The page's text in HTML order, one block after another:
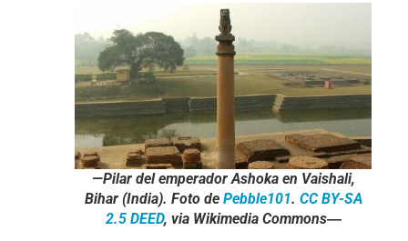
—Pilar del emperador Ashoka en Vaishali,
Bihar (India). Foto de Pebble101. CC BY-SA
2.5 DEED, via Wikimedia Commons―